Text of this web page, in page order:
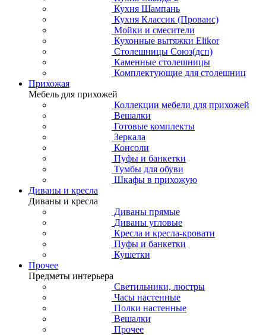
Кухня Шампань
Кухня Классик (Прованс)
Мойки и смесители
Кухонные вытяжки Elikor
Столешницы Союз(дсп)
Каменные столешницы
Комплектующие для столешниц
Прихожая
Мебель для прихожей
Коллекции мебели для прихожей
Вешалки
Готовые комплекты
Зеркала
Консоли
Пуфы и банкетки
Тумбы для обуви
Шкафы в прихожую
Диваны и кресла
Диваны и кресла
Диваны прямые
Диваны угловые
Кресла и кресла-кровати
Пуфы и банкетки
Кушетки
Прочее
Предметы интерьера
Светильники, люстры
Часы настенные
Полки настенные
Вешалки
Прочее